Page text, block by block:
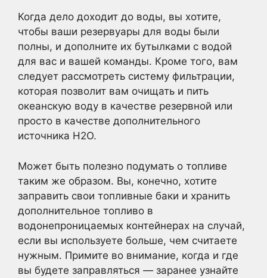
Когда дело доходит до воды, вы хотите,
чтобы ваши резервуары для воды были
полны, и дополните их бутылками с водой
для вас и вашей команды. Кроме того, вам
следует рассмотреть систему фильтрации,
которая позволит вам очищать и пить
океанскую воду в качестве резервной или
просто в качестве дополнительного
источника H2O.
Может быть полезно подумать о топливе
таким же образом. Вы, конечно, хотите
заправить свои топливные баки и хранить
дополнительное топливо в
водонепроницаемых контейнерах на случай,
если вы используете больше, чем считаете
нужным. Примите во внимание, когда и где
вы будете заправляться — заранее узнайте